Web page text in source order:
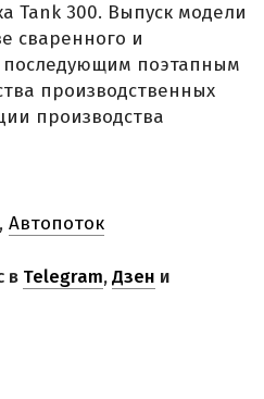
Tank 300. Выпуск модели
сваренного и
последующим поэтапным
производственных
производства
, Автопоток
в Telegram,Дзен и